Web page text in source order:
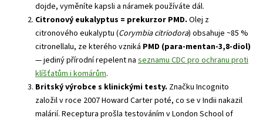
dojde, vyměníte kapsli a náramek používáte dál.
Citronový eukalyptus = prekurzor PMD. Olej z
citronového eukalyptu (Corymbia citriodora) obsahuje ~85 %
citronellalu, ze kterého vzniká PMD (para-mentan-3,8-diol)
— jediný přírodní repelent na seznamu CDC pro ochranu proti
klíšťatům i komárům.
Britský výrobce s klinickými testy. Značku Incognito
založil v roce 2007 Howard Carter poté, co se v Indii nakazil
malárií. Receptura prošla testováním v London School of